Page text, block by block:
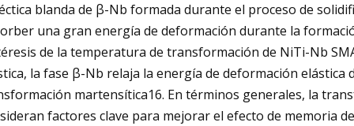
blanda de β-Nb formada durante el proceso de
una gran energía de deformación durante la
de la temperatura de transformación de NiTi-Nb
la fase β-Nb relaja la energía de deformación
martensítica16. En términos generales, la
factores clave para mejorar el efecto de memoria